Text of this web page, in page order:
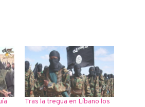
Tras la tregua en Líbano los